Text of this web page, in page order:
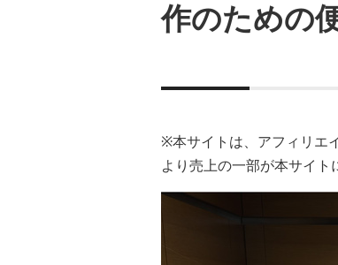
作のための
※本サイトは、アフィリエ
より売上の一部が本サイト